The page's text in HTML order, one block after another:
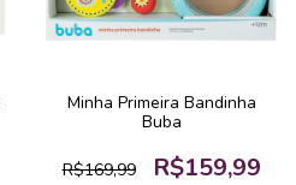
Minha Primeira Bandinha
Buba
R$169,99 R$159,99